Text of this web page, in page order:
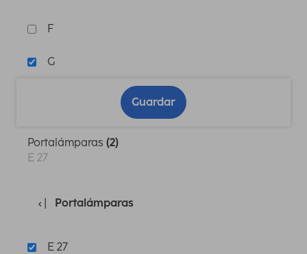
F
G
Guardar
Portalámparas (2)
E 27
Portalámparas
E 27